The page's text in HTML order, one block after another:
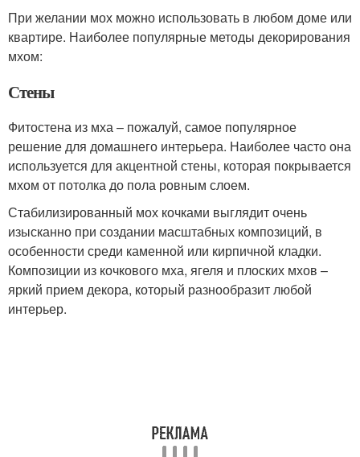
При желании мох можно использовать в любом доме или
квартире. Наиболее популярные методы декорирования
мхом:
Стены
Фитостена из мха – пожалуй, самое популярное
решение для домашнего интерьера. Наиболее часто она
используется для акцентной стены, которая покрывается
мхом от потолка до пола ровным слоем.
Стабилизированный мох кочками выглядит очень
изысканно при создании масштабных композиций, в
особенности среди каменной или кирпичной кладки.
Композиции из кочкового мха, ягеля и плоских мхов –
яркий прием декора, который разнообразит любой
интерьер.